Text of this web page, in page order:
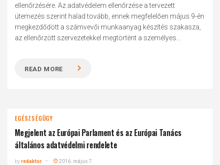
ellenőrzésére. Az adatvédelem ellenőrzése a tervezett
ütemezés szerint halad tovább, ennek megfelelően május 9-én
megkezdődött a számvevői munkaanyag készítés szakasza,
az ellenőrzött szervezetekkel megtörtént a személyes...
READ MORE
EGÉSZSÉGÜGY
Megjelent az Európai Parlament és az Európai Tanács
általános adatvédelmi rendelete
byredaktor 2016. május 7.